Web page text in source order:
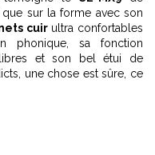
sur la forme avec son
cuirultra confortables
phonique, sa fonction
et son bel étui de
une chose est sûre, ce